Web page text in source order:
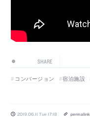
SHARE
コンバージョン 宿泊施設
2019.06.11 Tue 17:18 permalink